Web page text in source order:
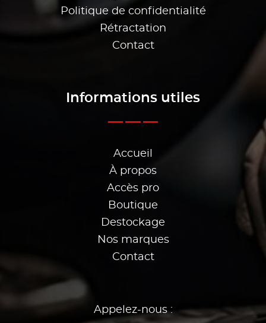
Politique de confidentialité
Rétractation
Contact
Informations utiles
Accueil
À propos
Accès pro
Boutique
Destockage
Nos marques
Contact
Appelez-nous :